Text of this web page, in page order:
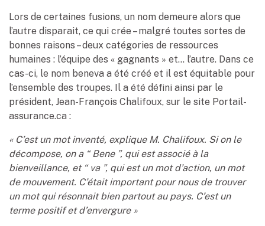
Lors de certaines fusions, un nom demeure alors que
l’autre disparait, ce qui crée – malgré toutes sortes de
bonnes raisons – deux catégories de ressources
humaines : l’équipe des « gagnants » et… l’autre. Dans ce
cas-ci, le nom beneva a été créé et il est équitable pour
l’ensemble des troupes. Il a été défini ainsi par le
président, Jean-François Chalifoux, sur le site Portail-
assurance.ca :
« C’est un mot inventé, explique M. Chalifoux. Si on le
décompose, on a “ Bene ”, qui est associé à la
bienveillance, et “ va ”, qui est un mot d’action, un mot
de mouvement. C’était important pour nous de trouver
un mot qui résonnait bien partout au pays. C’est un
terme positif et d’envergure »